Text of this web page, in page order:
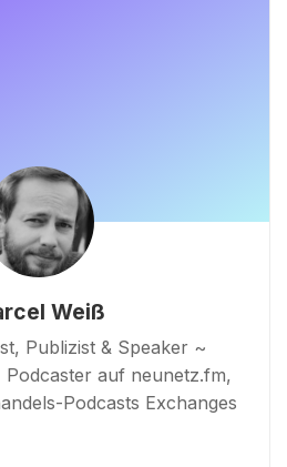
Weiß
Publizist & Speaker ~
auf neunetz.fm,
Podcasts Exchanges